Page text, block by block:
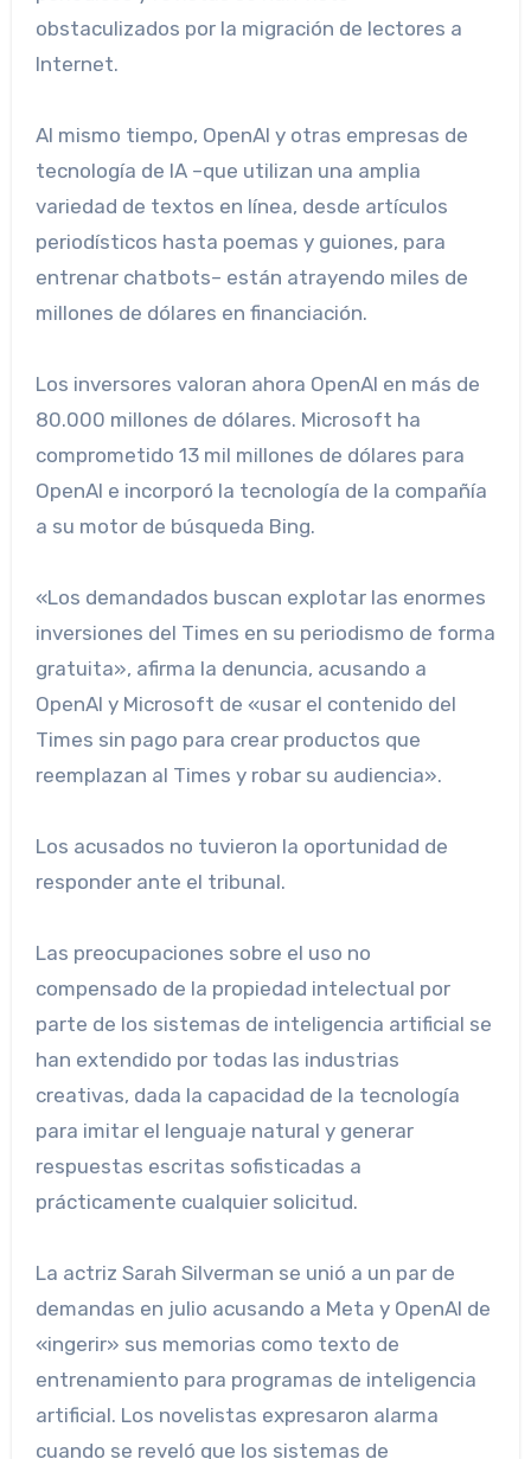
obstaculizados por la migración de lectores a
Internet.
Al mismo tiempo, OpenAI y otras empresas de
tecnología de IA –que utilizan una amplia
variedad de textos en línea, desde artículos
periodísticos hasta poemas y guiones, para
entrenar chatbots– están atrayendo miles de
millones de dólares en financiación.
Los inversores valoran ahora OpenAI en más de
80.000 millones de dólares. Microsoft ha
comprometido 13 mil millones de dólares para
OpenAI e incorporó la tecnología de la compañía
a su motor de búsqueda Bing.
«Los demandados buscan explotar las enormes
inversiones del Times en su periodismo de forma
gratuita», afirma la denuncia, acusando a
OpenAI y Microsoft de «usar el contenido del
Times sin pago para crear productos que
reemplazan al Times y robar su audiencia».
Los acusados ​​no tuvieron la oportunidad de
responder ante el tribunal.
Las preocupaciones sobre el uso no
compensado de la propiedad intelectual por
parte de los sistemas de inteligencia artificial se
han extendido por todas las industrias
creativas, dada la capacidad de la tecnología
para imitar el lenguaje natural y generar
respuestas escritas sofisticadas a
prácticamente cualquier solicitud.
La actriz Sarah Silverman se unió a un par de
demandas en julio acusando a Meta y OpenAI de
«ingerir» sus memorias como texto de
entrenamiento para programas de inteligencia
artificial. Los novelistas expresaron alarma
cuando se reveló que los sistemas de